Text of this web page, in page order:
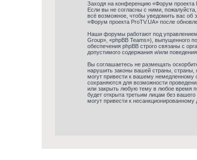
Заходя на конференцию «Форум
Если вы не согласны с ними,
всё возможное, чтобы уведомить вас об
«Форум проекта ProTV.UA» после
Наши форумы работают под управлением
Group», «phpBB Teams»), выпущенного
обеспечения phpBB строго связаны с
допустимого содержания и/или
Вы соглашаетесь не размещать
нарушить законы вашей страны, страны,
могут привести к вашему немедленному
сохраняются для возможности
или закрыть любую тему в любое время
будет открыта третьим лицам без
могут привести к несанкционированному